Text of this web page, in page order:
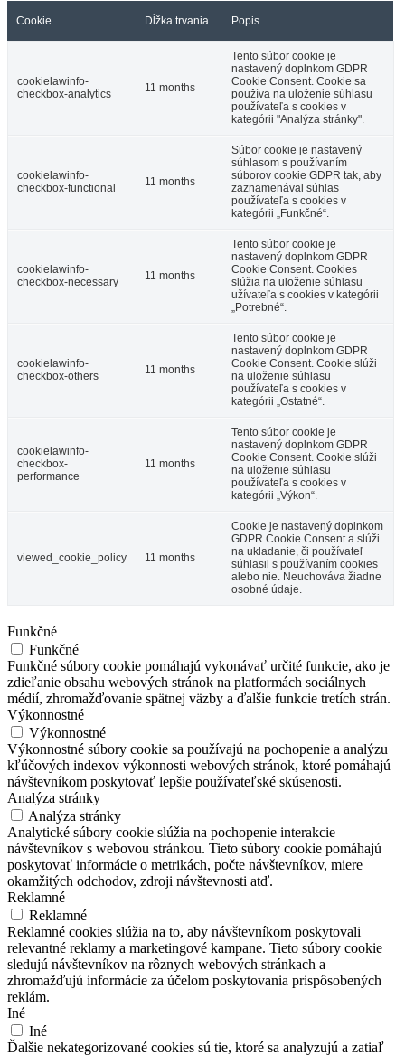
Cookie Dĺžka trvania Popis
cookielawinfo-
checkbox-analytics
11 months
Tento súbor cookie je
nastavený doplnkom GDPR
Cookie Consent. Cookie sa
používa na uloženie súhlasu
používateľa s cookies v
kategórii "Analýza stránky".
cookielawinfo-
checkbox-functional
11 months
Súbor cookie je nastavený
súhlasom s používaním
súborov cookie GDPR tak, aby
zaznamenával súhlas
používateľa s cookies v
kategórii „Funkčné“.
cookielawinfo-
checkbox-necessary
11 months
Tento súbor cookie je
nastavený doplnkom GDPR
Cookie Consent. Cookies
slúžia na uloženie súhlasu
užívateľa s cookies v kategórii
„Potrebné“.
cookielawinfo-
checkbox-others
11 months
Tento súbor cookie je
nastavený doplnkom GDPR
Cookie Consent. Cookie slúži
na uloženie súhlasu
používateľa s cookies v
kategórii „Ostatné“.
cookielawinfo-
checkbox-
performance
11 months
Tento súbor cookie je
nastavený doplnkom GDPR
Cookie Consent. Cookie slúži
na uloženie súhlasu
používateľa s cookies v
kategórii „Výkon“.
viewed_cookie_policy 11 months
Cookie je nastavený doplnkom
GDPR Cookie Consent a slúži
na ukladanie, či používateľ
súhlasil s používaním cookies
alebo nie. Neuchováva žiadne
osobné údaje.
Funkčné
Funkčné
Funkčné súbory cookie pomáhajú vykonávať určité funkcie, ako je
zdieľanie obsahu webových stránok na platformách sociálnych
médií, zhromažďovanie spätnej väzby a ďalšie funkcie tretích strán.
Výkonnostné
Výkonnostné
Výkonnostné súbory cookie sa používajú na pochopenie a analýzu
kľúčových indexov výkonnosti webových stránok, ktoré pomáhajú
návštevníkom poskytovať lepšie používateľské skúsenosti.
Analýza stránky
Analýza stránky
Analytické súbory cookie slúžia na pochopenie interakcie
návštevníkov s webovou stránkou. Tieto súbory cookie pomáhajú
poskytovať informácie o metrikách, počte návštevníkov, miere
okamžitých odchodov, zdroji návštevnosti atď.
Reklamné
Reklamné
Reklamné cookies slúžia na to, aby návštevníkom poskytovali
relevantné reklamy a marketingové kampane. Tieto súbory cookie
sledujú návštevníkov na rôznych webových stránkach a
zhromažďujú informácie za účelom poskytovania prispôsobených
reklám.
Iné
Iné
Ďalšie nekategorizované cookies sú tie, ktoré sa analyzujú a zatiaľ